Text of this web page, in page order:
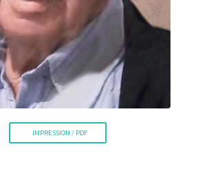
IMPRESSION / PDF